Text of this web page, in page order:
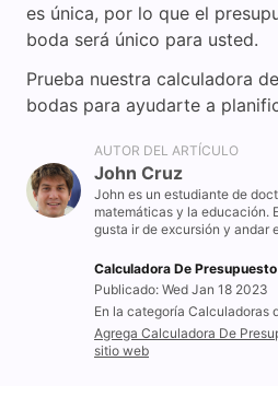
es única, por lo que el
boda será único para usted.
Prueba nuestra calculadora
bodas para ayudarte a
AUTOR DEL ARTÍCULO
John Cruz
John es un estudiante de
matemáticas y la educación.
gusta ir de excursión y andar
Calculadora De
Publicado: Wed Jan 18 2023
En la categoría Calculadoras
Agrega Calculadora De
sitio web